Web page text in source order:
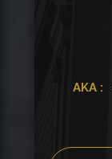
AKA :